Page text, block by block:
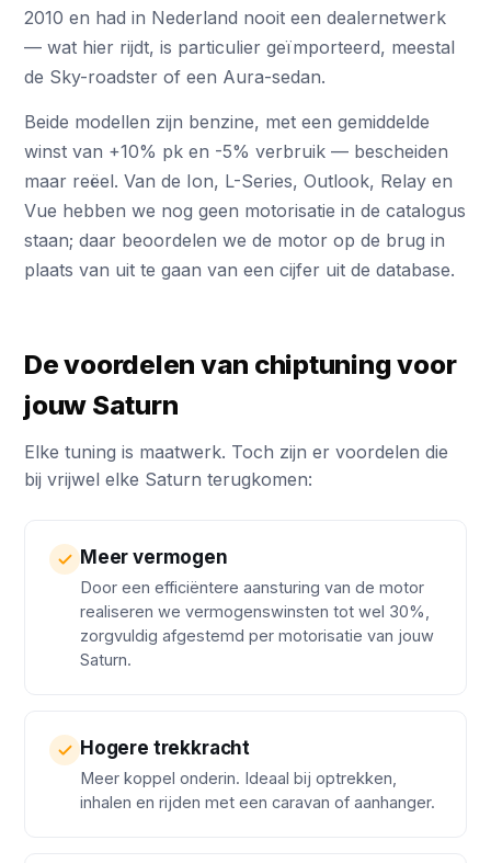
2010 en had in Nederland nooit een dealernetwerk
— wat hier rijdt, is particulier geïmporteerd, meestal
de Sky-roadster of een Aura-sedan.
Beide modellen zijn benzine, met een gemiddelde
winst van +10% pk en -5% verbruik — bescheiden
maar reëel. Van de Ion, L-Series, Outlook, Relay en
Vue hebben we nog geen motorisatie in de catalogus
staan; daar beoordelen we de motor op de brug in
plaats van uit te gaan van een cijfer uit de database.
De voordelen van chiptuning voor
jouw Saturn
Elke tuning is maatwerk. Toch zijn er voordelen die
bij vrijwel elke Saturn terugkomen:
Meer vermogen
Door een efficiëntere aansturing van de motor
realiseren we vermogenswinsten tot wel 30%,
zorgvuldig afgestemd per motorisatie van jouw
Saturn.
Hogere trekkracht
Meer koppel onderin. Ideaal bij optrekken,
inhalen en rijden met een caravan of aanhanger.